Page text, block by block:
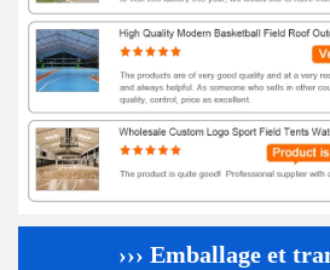
››› Emballage et